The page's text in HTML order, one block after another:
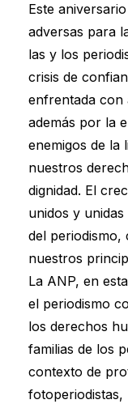
Este
adversas para
las y los
crisis de
enfrentada con
además por la
enemigos de la
nuestros
dignidad. El
unidos y
del
nuestros
La ANP, en
el periodismo
los derechos
familias de los
contexto de